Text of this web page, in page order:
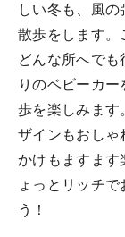
しい冬も、風
散歩をします。
どんな所へで
りのベビーカ
歩を楽しみます
ザインもおしゃ
かけもますます
ょっとリッチ
う！